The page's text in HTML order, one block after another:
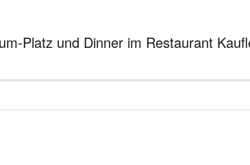
Platz und Dinner im Restaurant